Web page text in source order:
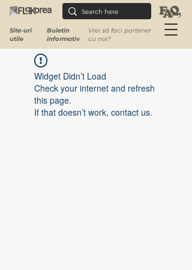
Site-uri
utile
Buletin
informativ
Vrei să faci partener
cu noi?
Widget Didn’t Load
Check your internet and refresh
this page.
If that doesn’t work, contact us.